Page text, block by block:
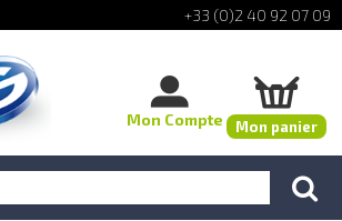
+33 (0)2 40 92 07 09
Mon Compte Mon panier